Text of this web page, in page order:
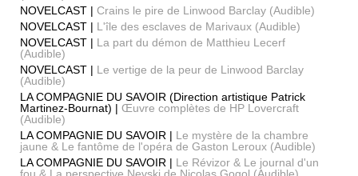
NOVELCAST | Crains le pire de Linwood Barclay (Audible)
NOVELCAST | L'île des esclaves de Marivaux (Audible)
NOVELCAST | La part du démon de Matthieu Lecerf
(Audible)
NOVELCAST | Le vertige de la peur de Linwood Barclay
(Audible)
LA COMPAGNIE DU SAVOIR (Direction artistique Patrick
Martinez-Bournat) | Œuvre complètes de HP Lovercraft
(Audible)
LA COMPAGNIE DU SAVOIR | Le mystère de la chambre
jaune & Le fantôme de l'opéra de Gaston Leroux (Audible)
LA COMPAGNIE DU SAVOIR | Le Révizor & Le journal d'un